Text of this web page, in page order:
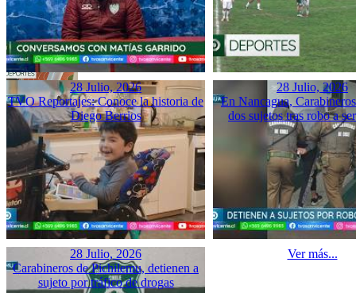
28 Julio, 2026
TVO Reportajes: Conoce la historia de
Diego Berrios
28 Julio, 2026
En Nancagua,
dos sujetos tras robo a
28 Julio, 2026
Carabineros de Pichilemu, detienen a
sujeto por tráfico de drogas
Ver más...